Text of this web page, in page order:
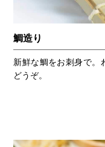
鯛造り
新鮮な鯛をお刺身で。
どうぞ。